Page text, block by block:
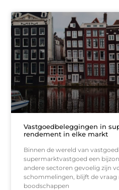
Vastgoedbeleggingen in
rendement in elke markt
Binnen de wereld van
supermarktvastgoed een
andere sectoren gevoelig zijn
schommelingen, blijft de vraag
boodschappen